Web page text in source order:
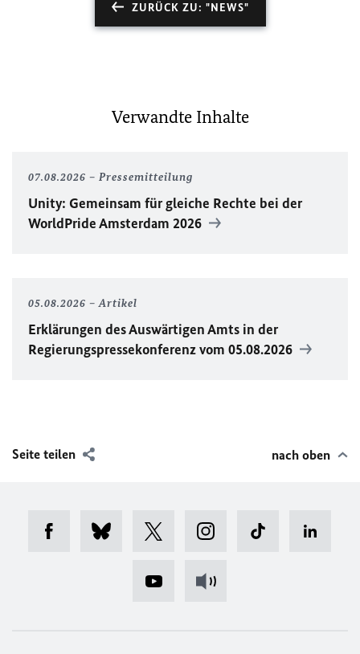
ZURÜCK ZU: "NEWS"
Verwandte Inhalte
07.08.2026 Pressemitteilung
Unity: Gemeinsam für gleiche Rechte bei der
WorldPrideAmsterdam 2026
05.08.2026 Artikel
Erklärungen des Auswärtigen Amts in der
Regierungspressekonferenz vom 05.08.2026
Seite teilen nach oben